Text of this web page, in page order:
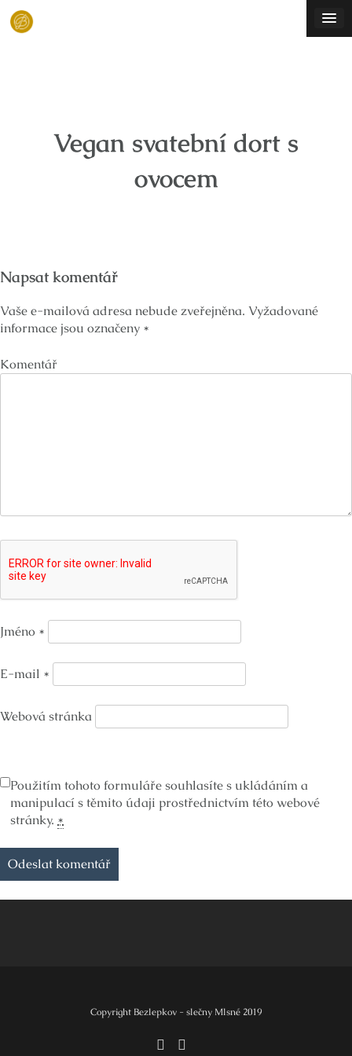
Skip
Vegan svatební dort s
ovocem
Napsat komentář
Vaše e-mailová adresa nebude zveřejněna. Vyžadované
informace jsou označeny *
Komentář
Jméno *
E-mail *
Webová stránka
Použitím tohoto formuláře souhlasíte s ukládáním a
manipulací s těmito údaji prostřednictvím této webové
stránky. *
Copyright Bezlepkov - slečny Mlsné 2019